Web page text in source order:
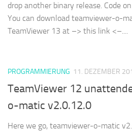
drop another binary release. Code
You can download teamviewer-o-
TeamViewer 13 at –> this link <–....
PROGRAMMIERUNG 11. DEZEMBER
TeamViewer 12
o-matic v2.0.12.0
Here we go, teamviewer-o-matic